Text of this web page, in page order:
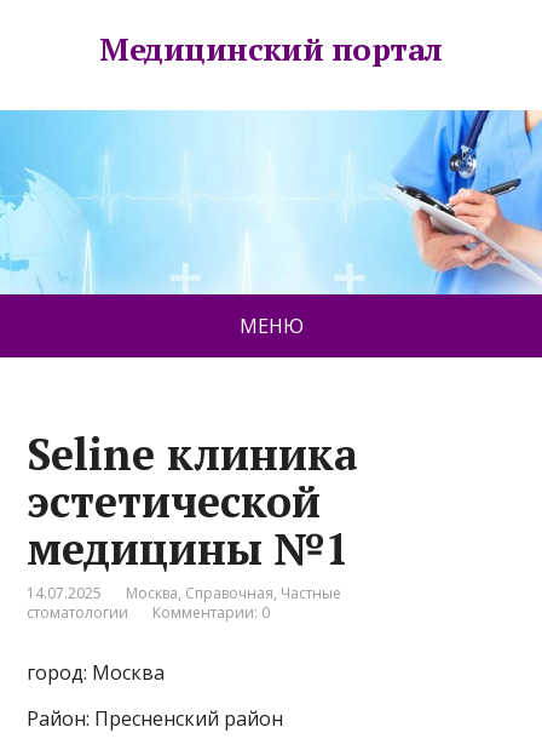
Медицинский портал
МЕНЮ
Seline клиника
эстетической
медицины №1
14.07.2025 Москва, Справочная, Частные
стоматологии
Комментарии: 0
город: Москва
Район: Пресненский район